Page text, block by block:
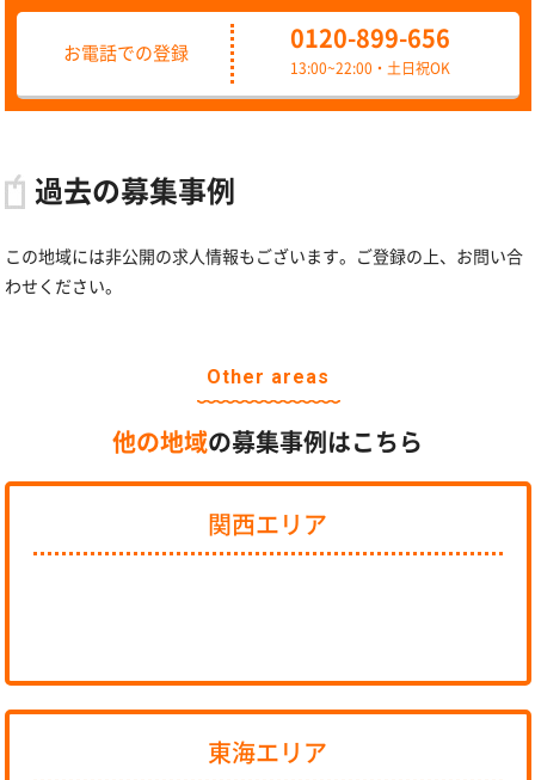
お電話での登録
0120-899-656
13:00~22:00・土日祝OK
過去の募集事例
この地域には非公開の求人情報もございます。ご登録の上、お問い合
わせください。
Other areas
他の地域の募集事例はこちら
関西エリア
東海エリア